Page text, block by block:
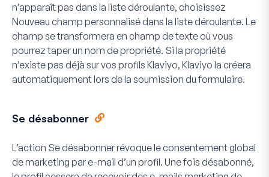
n’apparaît pas dans la liste déroulante, choisissez
Nouveau champ personnalisédans la liste déroulante. Le
champ se transformera en champ de texte où vous
pourrez taper un nom de propriété. Si la propriété
n’existe pas déjà sur vos profils Klaviyo, Klaviyo la créera
automatiquement lors de la soumission du formulaire.
Se désabonner
L’action Se désabonner révoque le consentement global
de marketing par e-mail d’un profil. Une fois désabonné,